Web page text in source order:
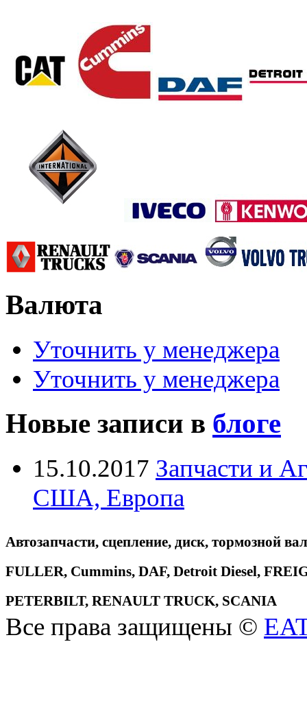
Валюта
Уточнить у менеджера
Уточнить у менеджера
Новые записи в блоге
15.10.2017 Запчасти и
США, Европа
Автозапчасти, сцепление, диск, тормозной
FULLER, Cummins, DAF, Detroit Diesel,
PETERBILT, RENAULT TRUCK, SCANIA
Все права защищены ©